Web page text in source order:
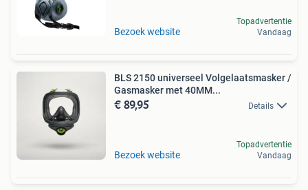
Bezoek website
Topadvertentie
Vandaag
BLS 2150 universeel Volgelaatsmasker /
Gasmasker met 40MM...
€ 89,95 Details
Bezoek website
Topadvertentie
Vandaag